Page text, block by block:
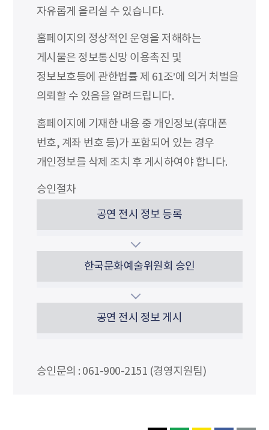
자유롭게 올리실 수 있습니다.
홈페이지의 정상적인 운영을 저해하는
게시물은 정보통신망 이용촉진 및
정보보호등에 관한법률 제 61조’에 의거 처벌을
의뢰할 수 있음을 알려드립니다.
홈페이지에 기재한 내용 중 개인정보(휴대폰
번호, 계좌 번호 등)가 포함되어 있는 경우
개인정보를 삭제 조치 후 게시하여야 합니다.
승인절차
공연 전시 정보 등록
한국문화예술위원회 승인
공연 전시 정보 게시
승인문의 : 061-900-2151 (경영지원팀)